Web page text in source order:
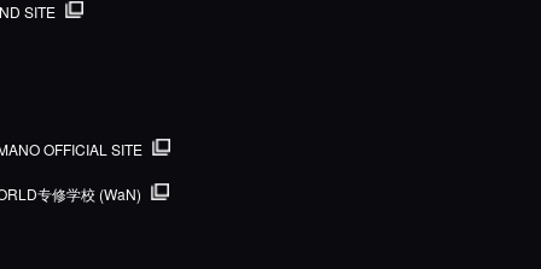
SITE
OFFICIAL SITE
专修学校 (WaN)